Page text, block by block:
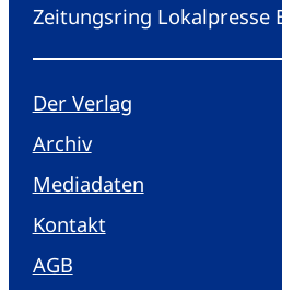
Zeitungsring Lokalpresse
Der Verlag
Archiv
Mediadaten
Kontakt
AGB